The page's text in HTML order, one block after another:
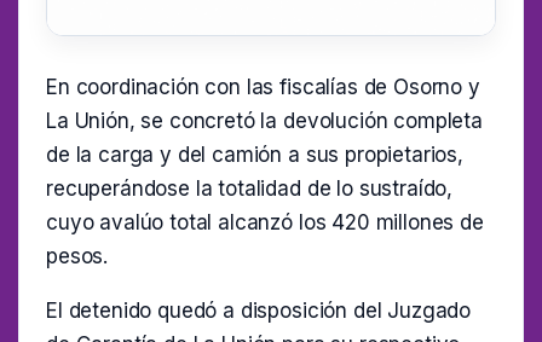
En coordinación con las fiscalías de Osorno y
La Unión, se concretó la devolución completa
de la carga y del camión a sus propietarios,
recuperándose la totalidad de lo sustraído,
cuyo avalúo total alcanzó los 420 millones de
pesos.
El detenido quedó a disposición del Juzgado